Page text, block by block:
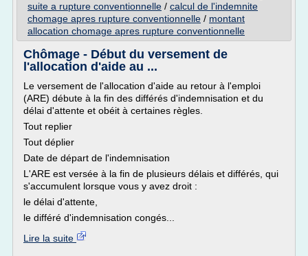
suite a rupture conventionnelle / calcul de l'indemnite
chomage apres rupture conventionnelle / montant
allocation chomage apres rupture conventionnelle
Chômage - Début du versement de
l'allocation d'aide au ...
Le versement de l'allocation d'aide au retour à l'emploi
(ARE) débute à la fin des différés d'indemnisation et du
délai d'attente et obéit à certaines règles.
Tout replier
Tout déplier
Date de départ de l'indemnisation
L'ARE est versée à la fin de plusieurs délais et différés, qui
s'accumulent lorsque vous y avez droit :
le délai d'attente,
le différé d'indemnisation congés...
Lire la suite